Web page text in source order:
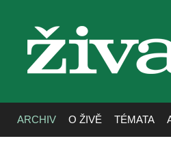
živa
ARCHIV O ŽIVĚ TÉMATA